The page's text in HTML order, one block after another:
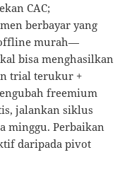
CAC;
berbayar yang
murah—
bisa menghasilkan
trial terukur +
freemium
jalankan siklus
minggu. Perbaikan
daripada pivot